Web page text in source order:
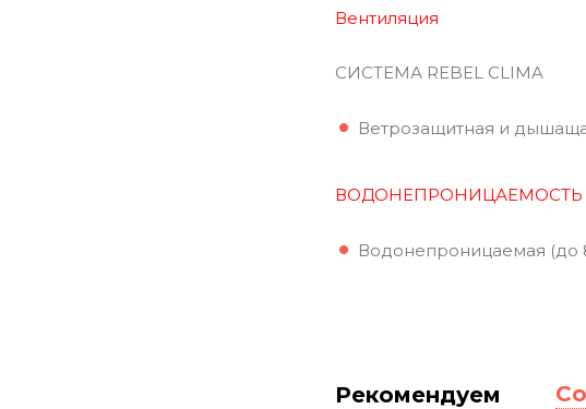
Вентиляция
СИСТЕМА REBEL CLIMA
Ветрозащитная и
ВОДОНЕПРОНИЦАЕМОСТЬ
Водонепроницаемая (до
Рекомендуем